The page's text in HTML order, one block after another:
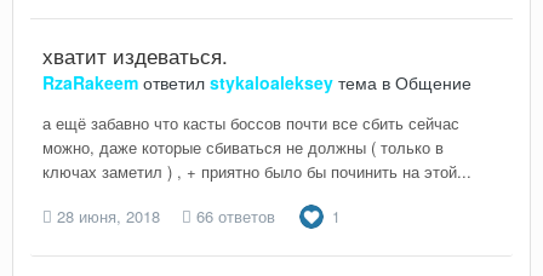
хватит издеваться.
RzaRakeem ответил stykaloaleksey тема в Общение
а ещё забавно что касты боссов почти все сбить сейчас
можно, даже которые сбиваться не должны ( только в
ключах заметил ) , + приятно было бы починить на этой...
28 июня, 2018
66 ответов 1